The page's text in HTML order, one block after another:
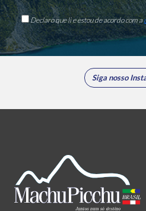
Declaro que li e estou de acordo com a
Siga nosso